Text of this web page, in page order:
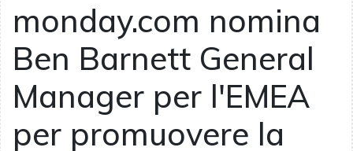
monday.com nomina
Ben Barnett General
Manager per l'EMEA
per promuovere la